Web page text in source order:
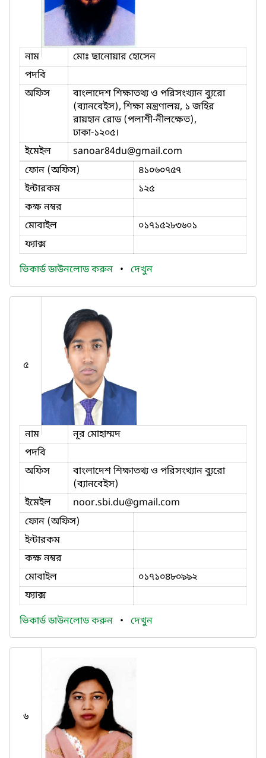
নাম
মোঃ ছানোয়ার হোসেন
পদবি
অফিস
বাংলাদেশ শিক্ষাতথ্য ও পরিসংখ্যান ব্যুরো
(ব্যানবেইস), শিক্ষা মন্ত্রণালয়, ১ জহির
রায়হান রোড (পলাশী-নীলক্ষেত),
ঢাকা-১২০৫।
ইমেইল
sanoar84du@gmail.com
ফোন (অফিস)
৪১০৬০৭৫৭
ইন্টারকম
১২৫
কক্ষ নম্বর
মোবাইল
০১৭১৫২৮৩৬০১
ফ্যাক্স
ভিকার্ড ডাউনলোড করুন • দেখুন
৫
নাম
নূর মোহাম্মদ
পদবি
অফিস
বাংলাদেশ শিক্ষাতথ্য ও পরিসংখ্যান ব্যুরো
(ব্যানবেইস)
ইমেইল
noor.sbi.du@gmail.com
ফোন (অফিস)
ইন্টারকম
কক্ষ নম্বর
মোবাইল
০১৭১০৪৮০৯৯২
ফ্যাক্স
ভিকার্ড ডাউনলোড করুন • দেখুন
৬